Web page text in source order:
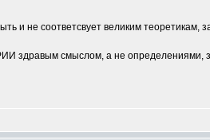
и не соответсвует великим теоретикам,
здравым смыслом, а не